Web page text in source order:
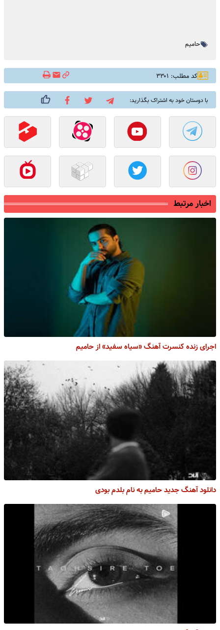
حامیم
کد مطلب: ۳۳۰۱
با دوستان خود به اشتراک بگذارید:
اخبار مرتبط
اجرای زنده کنسرت آهنگ «سیاه سفید» از حامیم
دانلود آهنگ جدید حامیم به نام بلدم بودی